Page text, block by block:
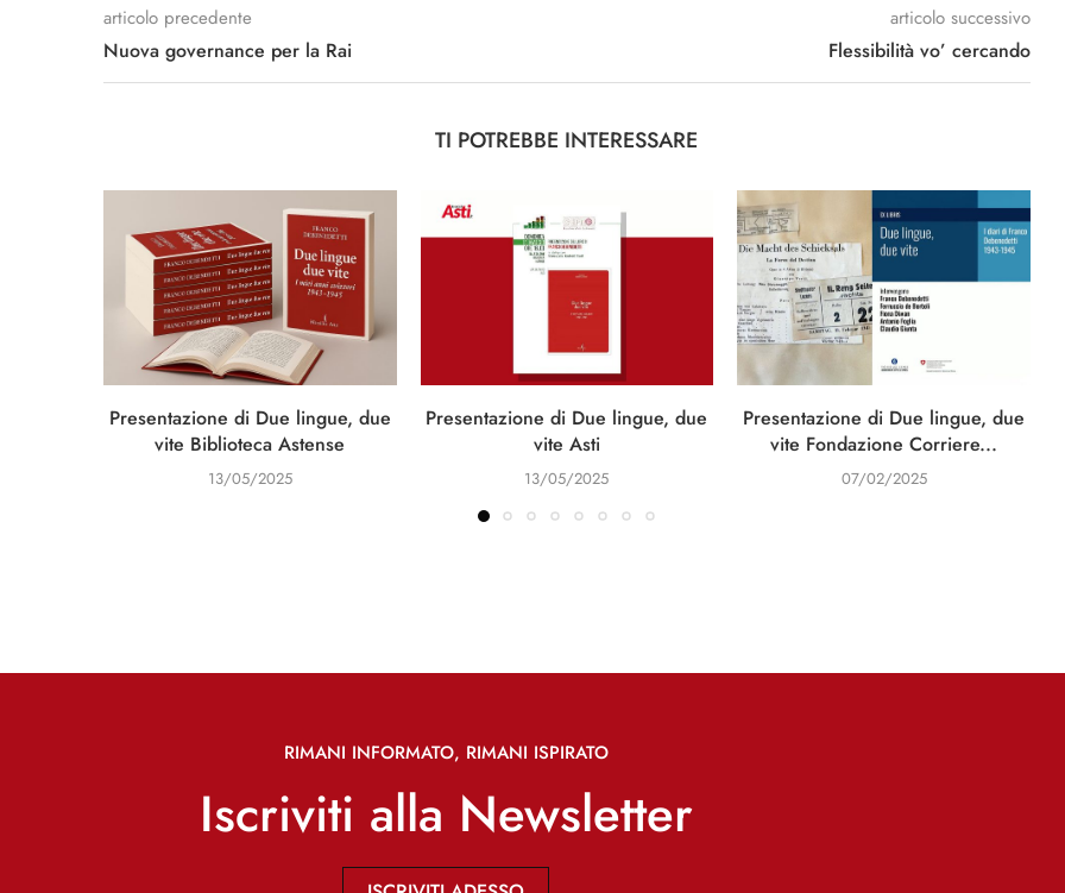
articolo precedente
Nuova governance per la Rai
articolo successivo
Flessibilità vo’ cercando
TI POTREBBE INTERESSARE
Presentazione di Due lingue, due
vite Biblioteca Astense
13/05/2025
Presentazione di Due lingue, due
vite Asti
13/05/2025
Presentazione di Due lingue, due
vite Fondazione Corriere...
07/02/2025
RIMANI INFORMATO, RIMANI ISPIRATO
Iscriviti alla Newsletter